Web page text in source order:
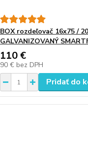
BOX rozdeľovač 16x75 /
GALVANIZOVANÝ
110 €
90 € bez DPH
Pridať do